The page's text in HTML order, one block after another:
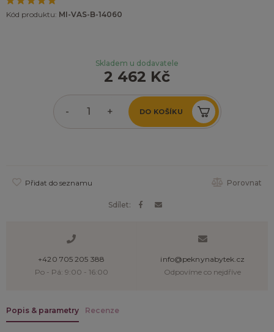
Kód produktu: MI-VAS-B-14060
Skladem u dodavatele
2 462 Kč
- + DO KOŠÍKU
Přidat do seznamu Porovnat
Sdílet:
+420 705 205 388
Po - Pá: 9:00 - 16:00
info@peknynabytek.cz
Odpovíme co nejdříve
Popis & parametry Recenze